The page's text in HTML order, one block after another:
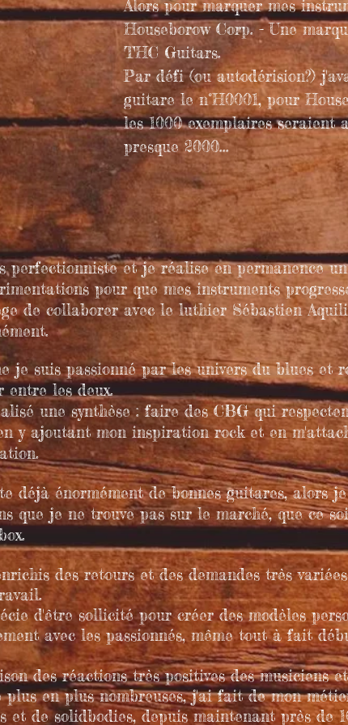
Alors pour marquer mes
Houseborow Corp. -Une
THC Guitars.
Par défi (ou autodérision?)
guitare le n°H0001, pour
les 1000 exemplaires
presque 2000...
perfectionniste et je réalise en permanence
pour que mes instruments
de collaboreravec le luthier Sébastien
je suis passionné par les univers du blues et
entre les deux.
une synthèse : faire des CBG qui
y ajoutant mon inspiration rock et en
déjà énormément de bonnes guitares, alors
que je ne trouve pas sur le marché, que ce
des retours et des demandes très
d'être sollicité pour créer des modèles
avec les passionnés, même tout à fait
des réactions très positives des musiciens
plus en plus nombreuses, j'ai fait de mon
et de solidbodies, depuis maintenant près de